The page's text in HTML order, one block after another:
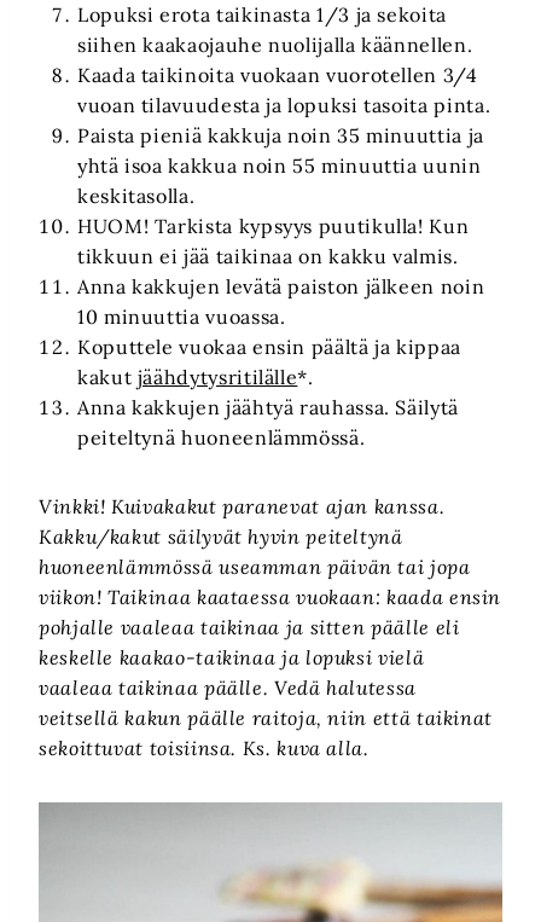
Lopuksi erota taikinasta 1/3 ja sekoita
siihen kaakaojauhe nuolijalla käännellen.
Kaada taikinoita vuokaan vuorotellen 3/4
vuoan tilavuudesta ja lopuksi tasoita pinta.
Paista pieniä kakkuja noin 35 minuuttia ja
yhtä isoa kakkua noin 55 minuuttia uunin
keskitasolla.
HUOM! Tarkista kypsyys puutikulla! Kun
tikkuun ei jää taikinaa on kakku valmis.
Anna kakkujen levätä paiston jälkeen noin
10 minuuttia vuoassa.
Koputtele vuokaa ensin päältä ja kippaa
kakut jäähdytysritilälle*.
Anna kakkujen jäähtyä rauhassa. Säilytä
peiteltynä huoneenlämmössä.
Vinkki! Kuivakakut paranevat ajan kanssa.
Kakku/kakut säilyvät hyvin peiteltynä
huoneenlämmössä useamman päivän tai jopa
viikon! Taikinaa kaataessa vuokaan: kaada ensin
pohjalle vaaleaa taikinaa ja sitten päälle eli
keskelle kaakao-taikinaa ja lopuksi vielä
vaaleaa taikinaa päälle. Vedä halutessa
veitsellä kakun päälle raitoja, niin että taikinat
sekoittuvat toisiinsa. Ks. kuva alla.